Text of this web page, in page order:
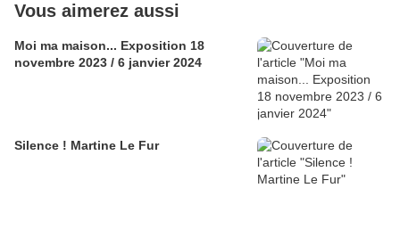
Vous aimerez aussi
Moi ma maison... Exposition 18
novembre 2023 / 6 janvier 2024
Silence ! Martine Le Fur